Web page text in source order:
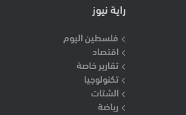
راية نيوز
فلسطين اليوم
اقتصاد
تقارير خاصة
تكنولوجيا
الشتات
رياضة